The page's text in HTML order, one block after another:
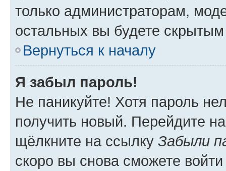
только администраторам,
остальных вы будете
Вернуться к началу
Я забыл пароль!
Не паникуйте! Хотя пароль
получить новый. Перейдите
щёлкните на ссылку Забыли
скоро вы снова сможете